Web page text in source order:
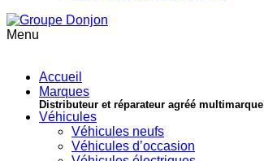
Menu
Accueil
Marques
Distributeur et réparateur agréé multimarque
Véhicules
Véhicules neufs
Véhicules d’occasion